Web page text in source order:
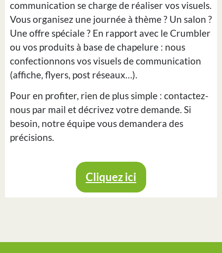
communication se charge de réaliser vos visuels.
Vous organisez une journée à thème ? Un salon ?
Une offre spéciale ? En rapport avec le Crumbler
ou vos produits à base de chapelure : nous
confectionnons vos visuels de communication
(affiche, flyers, post réseaux…).
Pour en profiter, rien de plus simple : contactez-
nous par mail et décrivez votre demande. Si
besoin, notre équipe vous demandera des
précisions.
Cliquez ici